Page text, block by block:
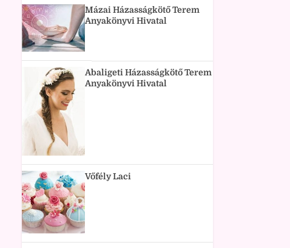
Mázai Házasságkötő Terem
Anyakönyvi Hivatal
Abaligeti Házasságkötő Terem
Anyakönyvi Hivatal
Vőfély Laci